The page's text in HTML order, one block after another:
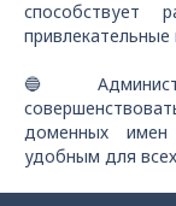
способствует
привлекательные
🔵
доменных
удобным для